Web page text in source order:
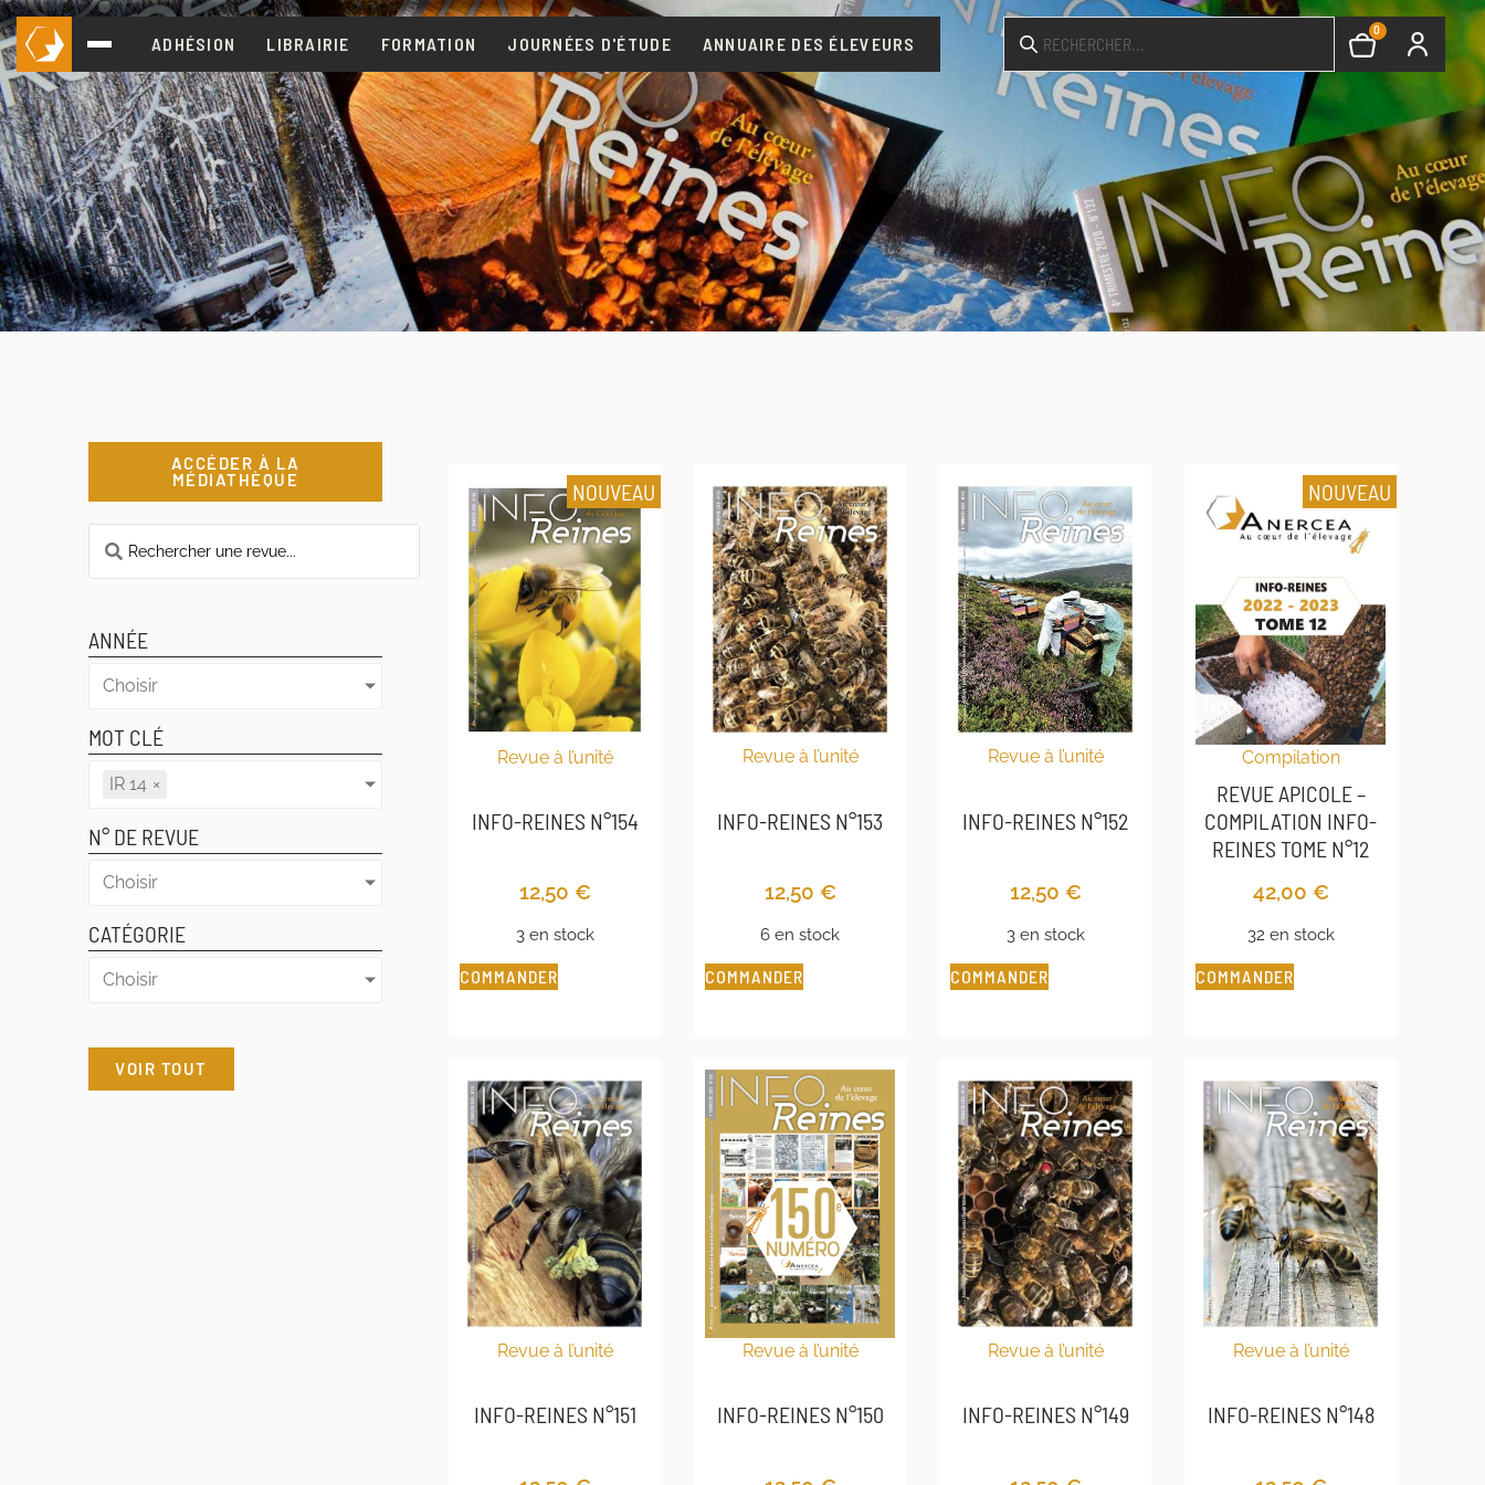
ADHÉSION LIBRAIRIE FORMATION JOURNÉES D'ÉTUDE ANNUAIRE DES ÉLEVEURS
0
ACCÉDER À LA
MÉDIATHÈQUE
ANNÉE
Choisir
MOT CLÉ
IR 14 ×
N° DE REVUE
Choisir
CATÉGORIE
Choisir
VOIR TOUT
NOUVEAU
Revue à l’unité
INFO-REINES N°154
12,50 €
3 en stock
COMMANDER
Revue à l’unité
INFO-REINES N°153
12,50 €
6 en stock
COMMANDER
Revue à l’unité
INFO-REINES N°152
12,50 €
3 en stock
COMMANDER
NOUVEAU
Compilation
REVUE APICOLE –
COMPILATION INFO-
REINES TOME N°12
42,00 €
32 en stock
COMMANDER
Revue à l’unité
INFO-REINES N°151
Revue à l’unité
INFO-REINES N°150
Revue à l’unité
INFO-REINES N°149
Revue à l’unité
INFO-REINES N°148